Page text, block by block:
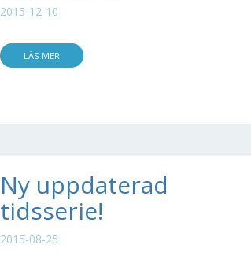
2015-12-10
LÄS MER
Ny uppdaterad
tidsserie!
2015-08-25